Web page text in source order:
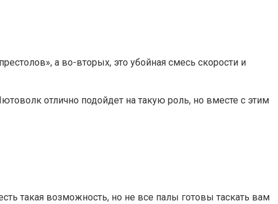
а во-вторых, это убойная смесь скорости и
отлично подойдет на такую роль, но вместе с этим
такая возможность, но не все палы готовы таскать вам